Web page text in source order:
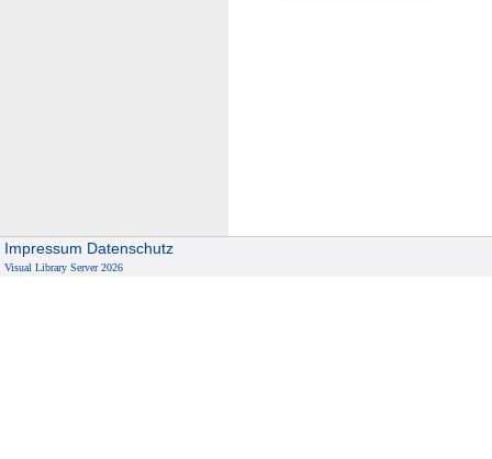
Impressum Datenschutz
Visual Library Server 2026